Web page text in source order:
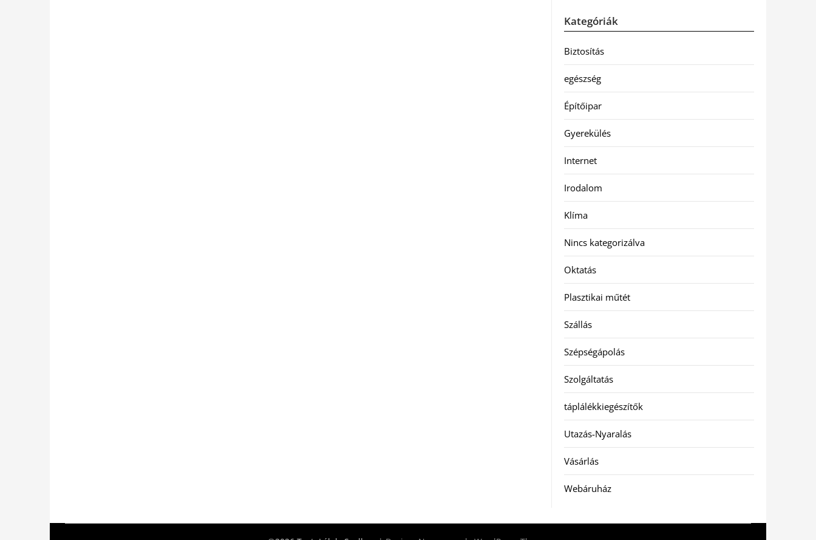
Kategóriák
Biztosítás
egészség
Építőipar
Gyerekülés
Internet
Irodalom
Klíma
Nincs kategorizálva
Oktatás
Plasztikai műtét
Szállás
Szépségápolás
Szolgáltatás
táplálékkiegészítők
Utazás-Nyaralás
Vásárlás
Webáruház